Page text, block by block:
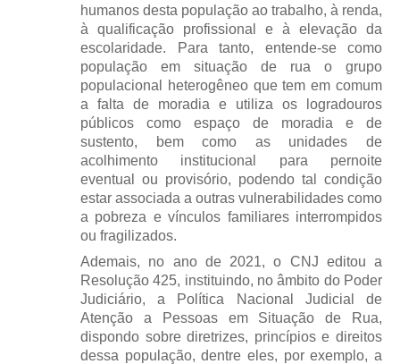
humanos desta população ao trabalho, à renda,
à qualificação profissional e à elevação da
escolaridade. Para tanto, entende-se como
população em situação de rua o grupo
populacional heterogêneo que tem em comum
a falta de moradia e utiliza os logradouros
públicos como espaço de moradia e de
sustento, bem como as unidades de
acolhimento institucional para pernoite
eventual ou provisório, podendo tal condição
estar associada a outras vulnerabilidades como
a pobreza e vínculos familiares interrompidos
ou fragilizados.
Ademais, no ano de 2021, o CNJ editou a
Resolução 425, instituindo, no âmbito do Poder
Judiciário, a Política Nacional Judicial de
Atenção a Pessoas em Situação de Rua,
dispondo sobre diretrizes, princípios e direitos
dessa população, dentre eles, por exemplo, a